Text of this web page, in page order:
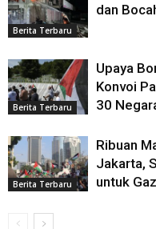
Berita Terbaru
dan
Berita Terbaru
Upaya
Konvoi
30
Berita Terbaru
Ribuan
Jakarta,
untuk